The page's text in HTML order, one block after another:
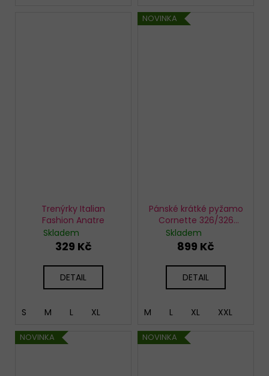
Trenýrky Italian
Fashion Anatre
Skladem
329 Kč
DETAIL
S M L XL
NOVINKA
Pánské krátké pyžamo
Cornette 326/326
Pumpkin
Skladem
899 Kč
DETAIL
M L XL XXL
NOVINKA NOVINKA